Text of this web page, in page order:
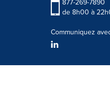
877-269-7890
de 8h00 à
Communiquez